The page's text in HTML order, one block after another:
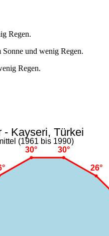
Regen.
und wenig Regen.
Regen.